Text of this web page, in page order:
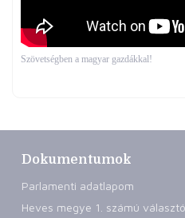
Szövetségben a magyar gazdákkal!
Dokumentumok
Parlamenti adatlapom
Heves megye 1. számú